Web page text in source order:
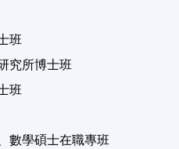
班
究所博士班
班
數學碩士在職專班